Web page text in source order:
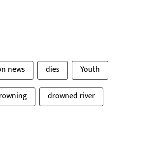
news dies
Youth
drowned river